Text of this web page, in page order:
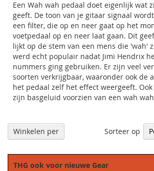
Een Wah wah pedaal doet eigenlijk wat
geeft. De toon van je gitaar signaal
een filter, die op en neer gaat op het
voetpedaal op en neer laat gaan. Dit
lijkt op de stem van een mens die 'wah'
werd echt populair nadat Jimi Hendrix
nummers ging gebruiken. Er zijn veel
soorten verkrijgbaar, waaronder ook de
het pedaal zelf het effect weergeeft.
zijn basgeluid voorzien van een wah
Sorteer op
Winkelen per
THG ook voor nieuwe Gear